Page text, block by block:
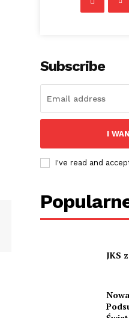
Subscribe
I
I've read and
JKS